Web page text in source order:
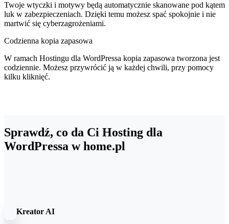
Twoje wtyczki i motywy będą automatycznie skanowane pod kątem
luk w zabezpieczeniach. Dzięki temu możesz spać spokojnie i nie
martwić się cyberzagrożeniami.
Codzienna kopia zapasowa
W ramach Hostingu dla WordPressa kopia zapasowa tworzona jest
codziennie. Możesz przywrócić ją w każdej chwili, przy pomocy
kilku kliknięć.
Sprawdź, co da Ci Hosting dla
WordPressa w home.pl
Kreator AI